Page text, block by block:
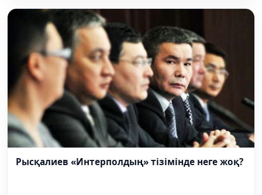
Рысқалиев «Интерполдың» тізімінде неге жоқ?